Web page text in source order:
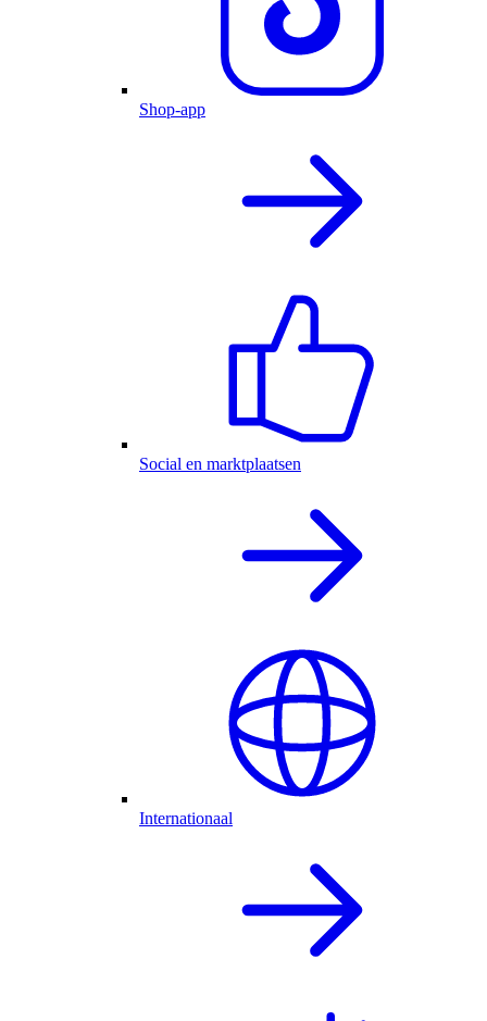
Shop-app
Social en marktplaatsen
Internationaal